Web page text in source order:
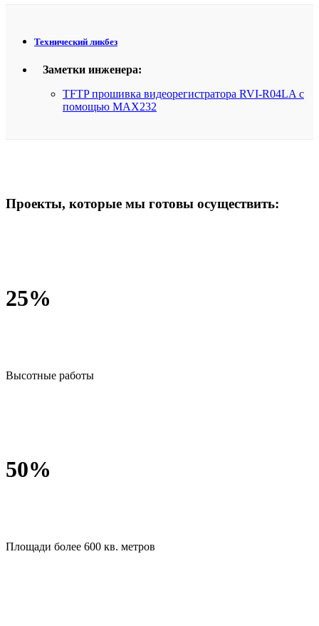
Технический ликбез
Заметки инженера:
TFTP прошивка видеорегистратора RVI-R04LA с
помощью МАХ232
Проекты, которые мы готовы осуществить:
25%
Высотные работы
50%
Площади более 600 кв. метров